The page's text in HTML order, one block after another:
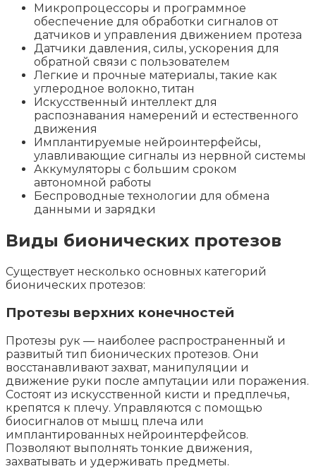
Микропроцессоры и программное
обеспечение для обработки сигналов от
датчиков и управления движением протеза
Датчики давления, силы, ускорения для
обратной связи с пользователем
Легкие и прочные материалы, такие как
углеродное волокно, титан
Искусственный интеллект для
распознавания намерений и естественного
движения
Имплантируемые нейроинтерфейсы,
улавливающие сигналы из нервной системы
Аккумуляторы с большим сроком
автономной работы
Беспроводные технологии для обмена
данными и зарядки
Виды бионических протезов
Существует несколько основных категорий
бионических протезов:
Протезы верхних конечностей
Протезы рук — наиболее распространенный и
развитый тип бионических протезов. Они
восстанавливают захват, манипуляции и
движение руки после ампутации или поражения.
Состоят из искусственной кисти и предплечья,
крепятся к плечу. Управляются с помощью
биосигналов от мышц плеча или
имплантированных нейроинтерфейсов.
Позволяют выполнять тонкие движения,
захватывать и удерживать предметы.